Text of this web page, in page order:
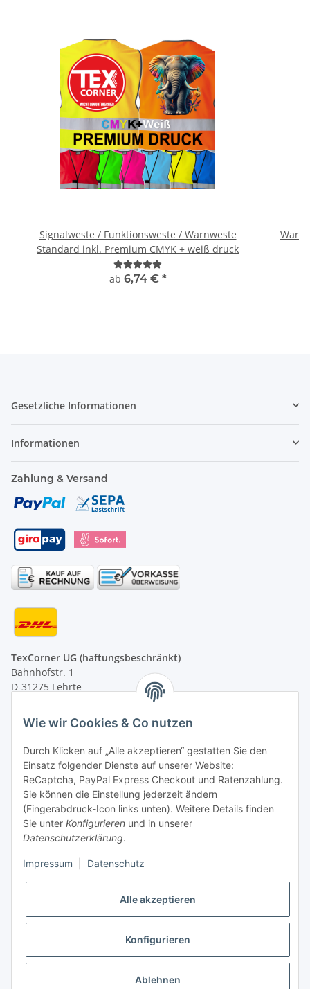
Signalweste / Funktionsweste / Warnweste
Standard inkl. Premium CMYK + weiß druck
ab 6,74 € *
Gesetzliche Informationen
Informationen
Zahlung & Versand
TexCorner UG (haftungsbeschränkt)
Bahnhofstr. 1
D-31275 Lehrte
von 09:00 - 13:00 Uhr
Tel: +49 (0) 5132 8230689
Fax: +49 (0) 5132 8230693
E-Mail:mail@texcorner.de
Vertrag widerrufen
* Alle Preise inkl. gesetzlicher USt., zzgl.Versand
Wie wir Cookies & Co nutzen
Durch Klicken auf „Alle akzeptieren“ gestatten Sie den
Einsatz folgender Dienste auf unserer Website:
ReCaptcha, PayPal Express Checkout und Ratenzahlung.
Sie können die Einstellung jederzeit ändern
(Fingerabdruck-Icon links unten). Weitere Details finden
Sie unter Konfigurieren und in unserer
Datenschutzerklärung.
Impressum Datenschutz
Alle akzeptieren
Konfigurieren
Ablehnen